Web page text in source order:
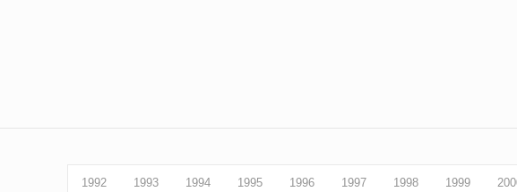
1992 1993 1994 1995 1996 1997 1998 1999